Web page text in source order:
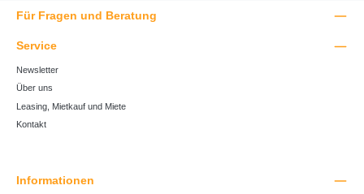
Für Fragen und Beratung
Service
Newsletter
Über uns
Leasing, Mietkauf und Miete
Kontakt
Informationen